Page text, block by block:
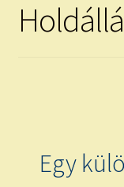
NAPI
Egy